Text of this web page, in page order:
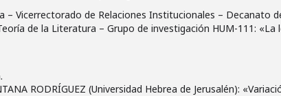
– Vicerrectorado de Relaciones Institucionales – Decanato
de la Literatura – Grupo de investigación HUM-111: «La
RODRÍGUEZ (Universidad Hebrea de Jerusalén):